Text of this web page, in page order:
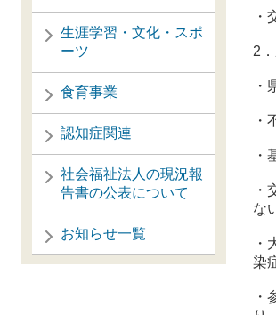
生涯学習・文化・スポ
ーツ
食育事業
認知症関連
社会福祉法人の現況報
告書の公表について
お知らせ一覧
・
2
・
・
・
・
な
・
染
・